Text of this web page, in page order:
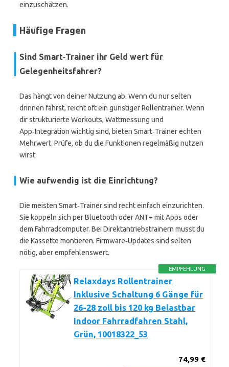
einzuschätzen.
Häufige Fragen
Sind Smart‑Trainer ihr Geld wert für
Gelegenheitsfahrer?
Das hängt von deiner Nutzung ab. Wenn du nur selten
drinnen fährst, reicht oft ein günstiger Rollentrainer. Wenn
dir strukturierte Workouts, Wattmessung und
App‑Integration wichtig sind, bieten Smart‑Trainer echten
Mehrwert. Prüfe, ob du die Funktionen regelmäßig nutzen
wirst.
Wie aufwendig ist die Einrichtung?
Die meisten Smart‑Trainer sind recht einfach einzurichten.
Sie koppeln sich per Bluetooth oder ANT+ mit Apps oder
dem Fahrradcomputer. Bei Direktantriebstrainern musst du
die Kassette montieren. Firmware‑Updates sind selten
nötig, aber empfehlenswert.
EMPFEHLUNG
Relaxdays Rollentrainer
Inklusive Schaltung 6 Gänge für
26-28 zoll bis 120 kg Belastbar
Indoor Fahrradfahren Stahl,
Grün, 10018322_53
74,99 €